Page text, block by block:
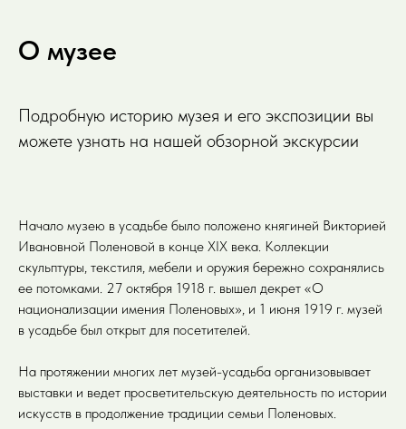
О музее
Подробную историю музея и его экспозиции вы
можете узнать на нашей обзорной экскурсии
Начало музею в усадьбе было положено княгиней Викторией
Ивановной Поленовой в конце XIX века. Коллекции
скульптуры, текстиля, мебели и оружия бережно сохранялись
ее потомками. 27 октября 1918 г. вышел декрет «О
национализации имения Поленовых», и 1 июня 1919 г. музей
в усадьбе был открыт для посетителей.
На протяжении многих лет музей-усадьба организовывает
выставки и ведет просветительскую деятельность по истории
искусств в продолжение традиции семьи Поленовых.